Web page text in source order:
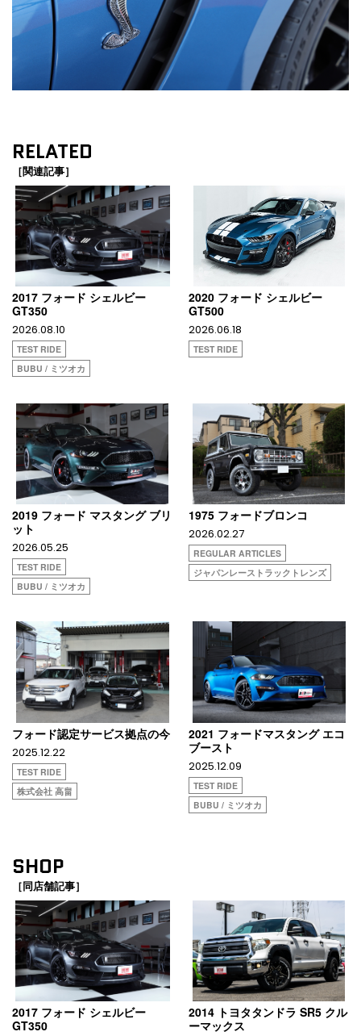
RELATED
［関連記事］
2017 フォード シェルビー
GT350
2026.08.10
TEST RIDE
BUBU / ミツオカ
2020 フォード シェルビー
GT500
2026.06.18
TEST RIDE
2019 フォード マスタング ブリ
ット
2026.05.25
TEST RIDE
BUBU / ミツオカ
1975 フォードブロンコ
2026.02.27
REGULAR ARTICLES
ジャパンレーストラックトレンズ
フォード認定サービス拠点の今
2025.12.22
TEST RIDE
株式会社 高畠
2021 フォードマスタング エコ
ブースト
2025.12.09
TEST RIDE
BUBU / ミツオカ
SHOP
［同店舗記事］
2017 フォード シェルビー
GT350
2014 トヨタタンドラ SR5 クル
ーマックス